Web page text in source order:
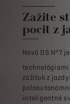
Zažite
pocit z
Nová DS N°7
technológiami
zážitok z
inteligentné